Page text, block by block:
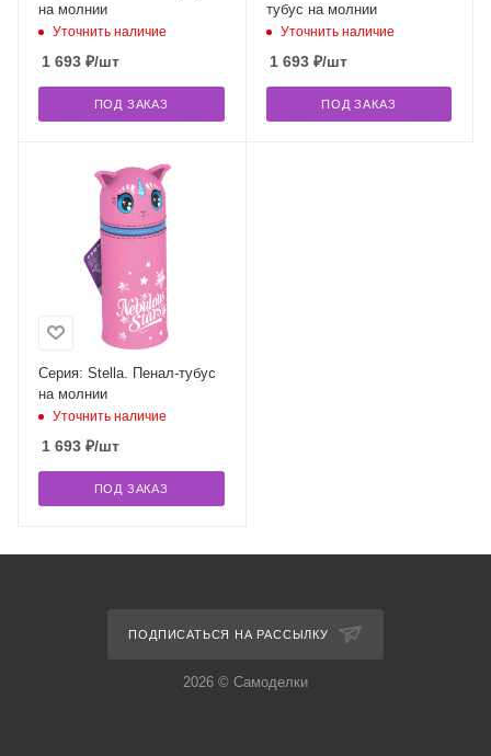
на молнии
Уточнить наличие
1 693 ₽/шт
ПОД ЗАКАЗ
тубус на молнии
Уточнить наличие
1 693₽/шт
ПОД ЗАКАЗ
Серия: Stella. Пенал-тубус
на молнии
Уточнить наличие
1 693 ₽/шт
ПОД ЗАКАЗ
ПОДПИСАТЬСЯ НА РАССЫЛКУ
2026 © Самоделки